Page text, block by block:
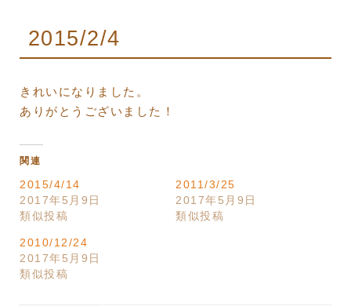
2015/2/4
きれいになりました。
ありがとうございました！
関連
2015/4/14
2017年5月9日
類似投稿
2011/3/25
2017年5月9日
類似投稿
2010/12/24
2017年5月9日
類似投稿